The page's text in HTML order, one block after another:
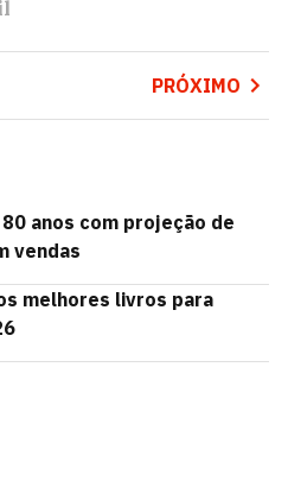
PRÓXIMO
anos com projeção de
vendas
melhores livros para